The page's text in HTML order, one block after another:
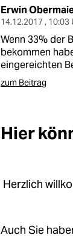
Erwin
14.12.2017 , 10:03
Wenn 33% der
bekommen
eingereichten
zum Beitrag
Hier
Herzlich
Auch Sie